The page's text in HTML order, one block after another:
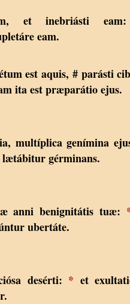
et inebriásti
eam.
est aquis, # parásti
ita est præparátio ejus.
multíplica genímina
gérminans.
anni benignitátis tuæ:
ubertáte.
desérti: * et